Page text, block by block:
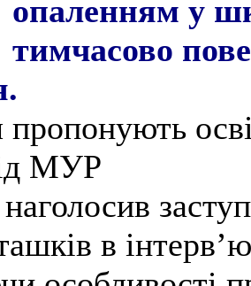
опаленням у
тимчасово
МУР
в